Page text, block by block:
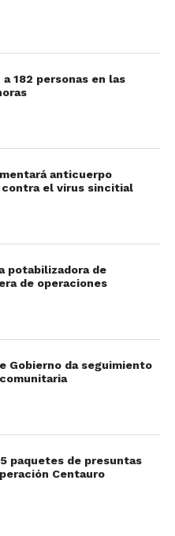
182 personas en las
anticuerpo
contra el virus sincitial
potabilizadora de
de operaciones
Gobierno da seguimiento
paquetes de presuntas
Centauro